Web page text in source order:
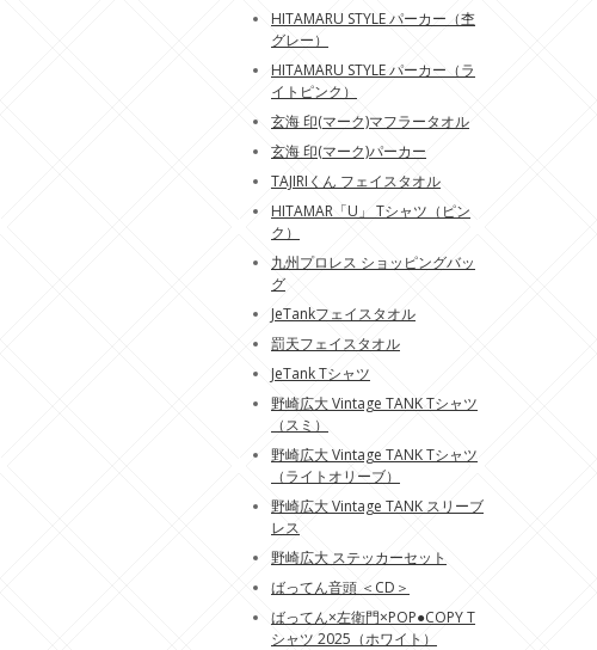
HITAMARU STYLE パーカー（杢
グレー）
HITAMARU STYLE パーカー（ラ
イトピンク）
玄海 印(マーク)マフラータオル
玄海 印(マーク)パーカー
TAJIRIくん フェイスタオル
HITAMAR「U」 Tシャツ（ピン
ク）
九州プロレス ショッピングバッ
グ
JeTankフェイスタオル
罰天フェイスタオル
JeTank Tシャツ
野崎広大 Vintage TANK Tシャツ
（スミ）
野崎広大 Vintage TANK Tシャツ
（ライトオリーブ）
野崎広大 Vintage TANK スリーブ
レス
野崎広大 ステッカーセット
ばってん音頭 ＜CD＞
ばってん×左衛門×POP●COPY T
シャツ 2025（ホワイト）